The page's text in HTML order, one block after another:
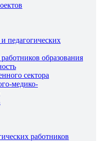
педагогических
образования
сектора
медико-
работников